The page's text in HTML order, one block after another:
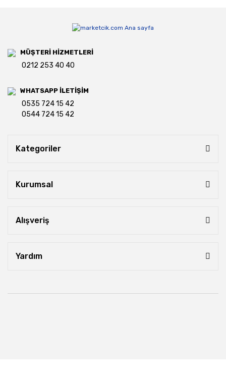
MÜŞTERİ HİZMETLERİ
0212 253 40 40
WHATSAPP İLETİŞİM
0535 724 15 42
0544 724 15 42
Kategoriler
Kurumsal
Alışveriş
Yardım